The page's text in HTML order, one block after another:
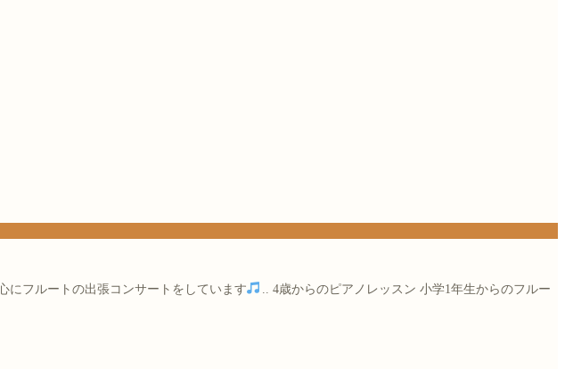
にフルートの出張コンサートをしています .. 4歳からのピアノレッスン 小学1年生からのフルー